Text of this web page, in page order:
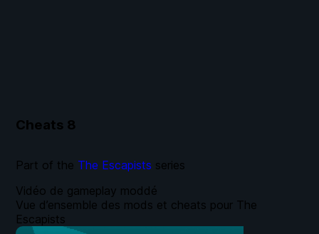
Cheats 8
Vidéo de gameplay moddé
Vue d’ensemble des mods et cheats pour The
Escapists
Part of the The Escapists series